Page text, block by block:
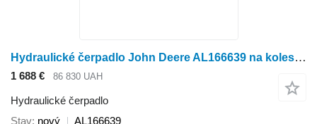
Hydraulické čerpadlo John Deere AL166639 na kolesového traktora John Deere
1 688 € 86 830 UAH
Hydraulické čerpadlo
Stav nový
AL166639